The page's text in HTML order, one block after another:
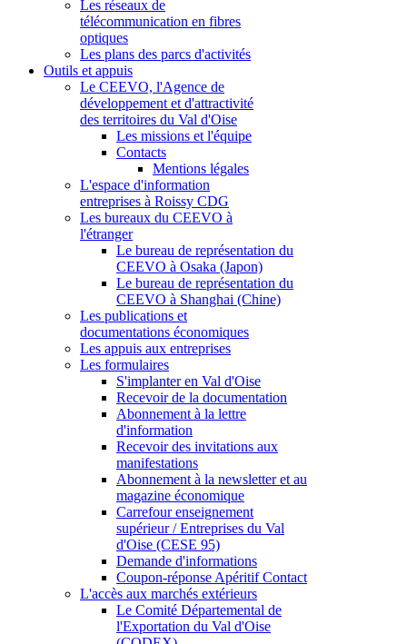
Les réseaux de
télécommunication en fibres
optiques
Les plans des parcs d'activités
Outils et appuis
Le CEEVO, l'Agence de
développement et d'attractivité
des territoires du Val d'Oise
Les missions et l'équipe
Contacts
Mentions légales
L'espace d'information
entreprises à Roissy CDG
Les bureaux du CEEVO à
l'étranger
Le bureau de représentation du
CEEVO à Osaka (Japon)
Le bureau de représentation du
CEEVO à Shanghai (Chine)
Les publications et
documentations économiques
Les appuis aux entreprises
Les formulaires
S'implanter en Val d'Oise
Recevoir de la documentation
Abonnement à la lettre
d'information
Recevoir des invitations aux
manifestations
Abonnement à la newsletter et au
magazine économique
Carrefour enseignement
supérieur / Entreprises du Val
d'Oise (CESE 95)
Demande d'informations
Coupon-réponse Apéritif Contact
L'accès aux marchés extérieurs
Le Comité Départemental de
l'Exportation du Val d'Oise